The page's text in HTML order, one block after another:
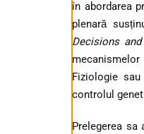
în abordarea
plenară
Decisions
Fiziologie
controlul
Prelegerea